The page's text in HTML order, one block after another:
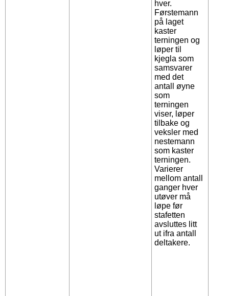
hver.
Førstemann
på laget
kaster
terningen og
løper til
kjegla som
samsvarer
med det
antall øyne
som
terningen
viser, løper
tilbake og
veksler med
nestemann
som kaster
terningen.
Varierer
mellom antall
ganger hver
utøver må
løpe før
stafetten
avsluttes litt
ut ifra antall
deltakere.